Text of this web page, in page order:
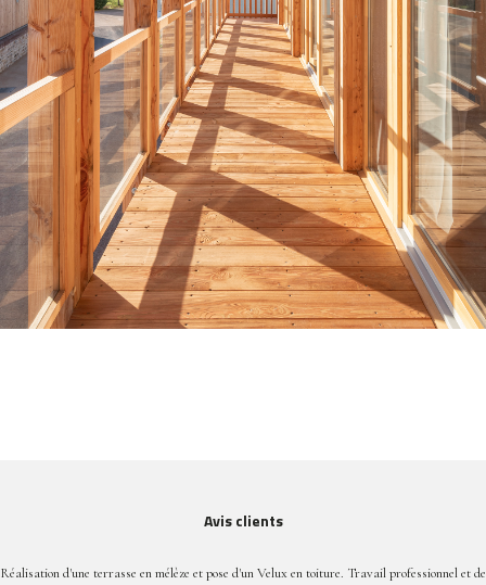
Avis clients
Réalisation d'une terrasse en mélèze et pose d'un Velux en toiture. Travail professionnel et de